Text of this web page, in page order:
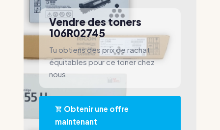
Vendre des toners
106R02745
Tu obtiens des prix de rachat
équitables pour ce toner chez
nous.
Obtenir une offre
maintenant